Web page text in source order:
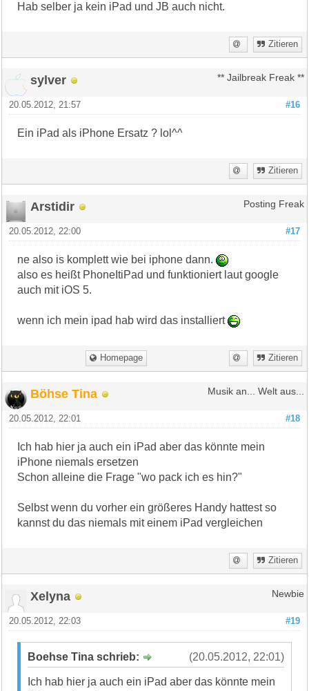
Hab selber ja kein iPad und JB auch nicht.
Zitieren
sylver ** Jailbreak Freak **
#16
20.05.2012, 21:57
Ein iPad als iPhone Ersatz ? lol^^
Zitieren
Arstidir Posting Freak
#17
20.05.2012, 22:00
ne also is komplett wie bei iphone dann.
also es heißt PhoneItiPad und funktioniert laut google
auch mit iOS 5.
wenn ich mein ipad hab wird das installiert
Homepage Zitieren
Böhse Tina Musik an... Welt aus...
#18
20.05.2012, 22:01
Ich hab hier ja auch ein iPad aber das könnte mein
iPhone niemals ersetzen
Schon alleine die Frage "wo pack ich es hin?"
Selbst wenn du vorher ein größeres Handy hattest so
kannst du das niemals mit einem iPad vergleichen
Zitieren
Xelyna Newbie
#19
20.05.2012, 22:03
(20.05.2012, 22:01)
Boehse Tina schrieb:
Ich hab hier ja auch ein iPad aber das könnte mein